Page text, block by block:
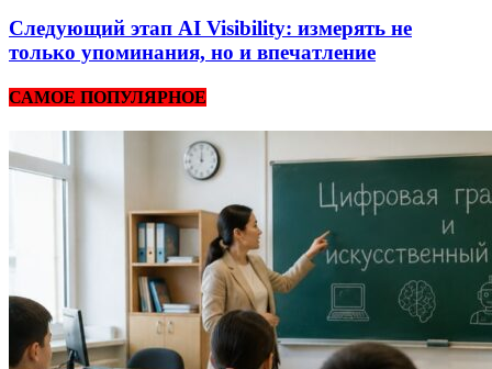
Следующий этап AI Visibility: измерять не
только упоминания, но и впечатление
САМОЕ ПОПУЛЯРНОЕ